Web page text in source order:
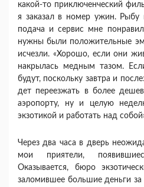
какой-то приключенческий
я заказал в номер ужин. Рыбу
подача и сервис мне
нужны были положитель­ные
исчезли. «Хорошо, если они
накрылась медным тазом.
будут, поскольку завтра и
дет переезжать в более
аэропорту, ну и целую
экзотикой и работать над
Через два часа в дверь
мои приятели,
Оказывается, бюро
заломившее большие деньги